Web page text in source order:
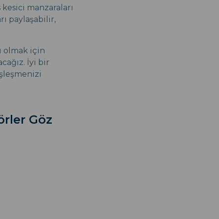
manzaraları
paylaşabilir,
olmak için
İyi bir
Göz